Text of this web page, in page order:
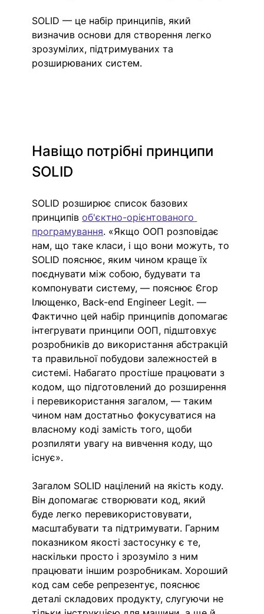
SOLID — це набір принципів, який
визначив основи для створення легко
зрозумілих, підтримуваних та
розширюваних систем.
Навіщо потрібні принципи
SOLID
SOLID розширює список базових
принципів об'єктно-орієнтованого
програмування. «Якщо ООП розповідає
нам, що таке класи, і що вони можуть, то
SOLID пояснює, яким чином краще їх
поєднувати між собою, будувати та
компонувати систему, — пояснює Єгор
Ілющенко, Back-end Engineer Legit. —
Фактично цей набір принципів допомагає
інтегрувати принципи ООП, підштовхує
розробників до використання абстракцій
та правильної побудови залежностей в
системі. Набагато простіше працювати з
кодом, що підготовлений до розширення
і перевикористання загалом, — таким
чином нам достатньо фокусуватися на
власному коді замість того, щоби
розпиляти увагу на вивчення коду, що
існує».
Загалом SOLID націлений на якість коду.
Він допомагає створювати код, який
буде легко перевикористовувати,
масштабувати та підтримувати. Гарним
показником якості застосунку є те,
наскільки просто і зрозуміло з ним
працювати іншим розробникам. Хороший
код сам себе репрезентує, пояснює
деталі складових продукту, слугуючи не